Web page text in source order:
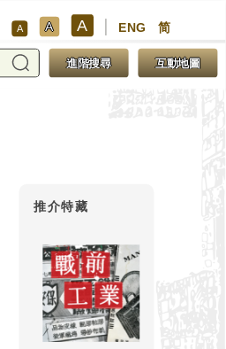
A A A ENG 简
進階搜尋 互動地圖
推介特藏